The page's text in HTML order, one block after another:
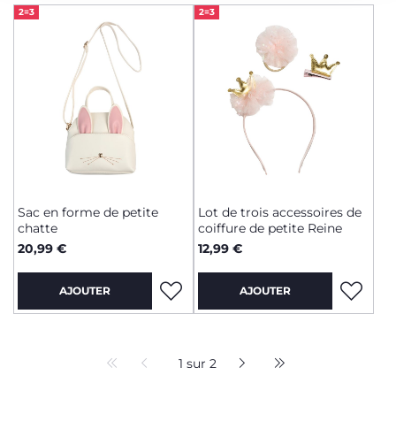
2=3
Sac en forme de petite
chatte
20,99 €
AJOUTER
2=3
Lot de trois accessoires de
coiffure de petite Reine
12,99 €
AJOUTER
1 sur 2